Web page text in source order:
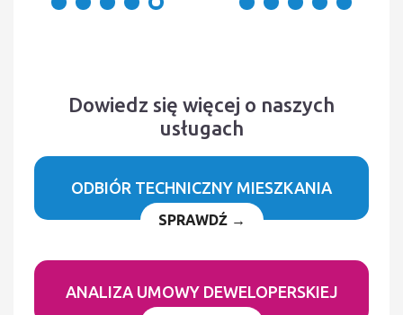
Dowiedz się więcej o naszych
usługach
ODBIÓR TECHNICZNY MIESZKANIA
SPRAWDŹ →
ANALIZA UMOWY DEWELOPERSKIEJ